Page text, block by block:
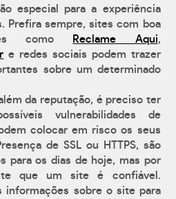
especial para a experiência
Prefira sempre, sites com boa
como
Reclame Aqui,
e redes sociais podem trazer
sobre um determinado
da reputação, é preciso ter
vulnerabilidades de
colocar em risco os seus
de SSL ou HTTPS, são
para os dias de hoje, mas por
que um site é confiável.
informações sobre o site para